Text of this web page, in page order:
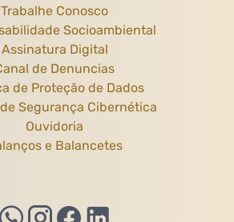
Trabalhe Conosco
Socioambiental
Assinatura Digital
de Denuncias
de Proteção de Dados
Segurança Cibernética
Ouvidoria
e Balancetes